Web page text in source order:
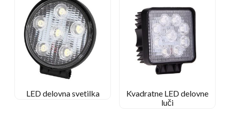
LED delovna svetilka
Kvadratne LED delovne
luči